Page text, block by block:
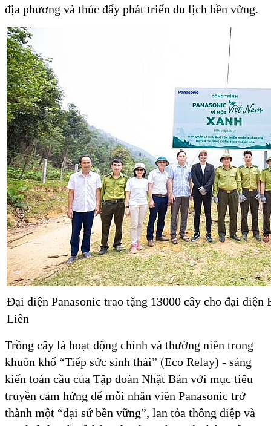
địa phương và thúc đẩy phát triển du lịch bền vững.
Đại diện Panasonic trao tặng 13000 cây cho đại diện
Liên
Trồng cây là hoạt động chính và thường niên trong
khuôn khổ “Tiếp sức sinh thái” (Eco Relay) - sáng
kiến toàn cầu của Tập đoàn Nhật Bản với mục tiêu
truyền cảm hứng để mỗi nhân viên Panasonic trở
thành một “đại sứ bền vững”, lan tỏa thông điệp và